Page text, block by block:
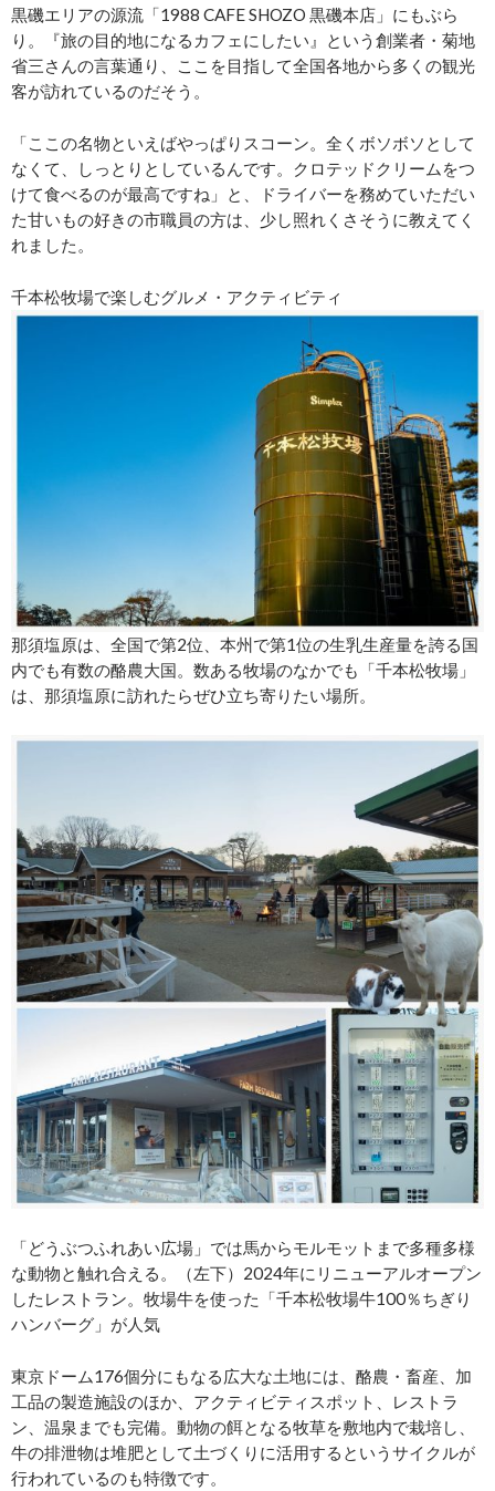
黒磯エリアの源流「1988 CAFE SHOZO 黒磯本店」にもぶら
り。『旅の目的地になるカフェにしたい』という創業者・菊地
省三さんの言葉通り、ここを目指して全国各地から多くの観光
客が訪れているのだそう。
「ここの名物といえばやっぱりスコーン。全くボソボソとして
なくて、しっとりとしているんです。クロテッドクリームをつ
けて食べるのが最高ですね」と、ドライバーを務めていただい
た甘いもの好きの市職員の方は、少し照れくさそうに教えてく
れました。
千本松牧場で楽しむグルメ・アクティビティ
那須塩原は、全国で第2位、本州で第1位の生乳生産量を誇る国
内でも有数の酪農大国。数ある牧場のなかでも「千本松牧場」
は、那須塩原に訪れたらぜひ立ち寄りたい場所。
「どうぶつふれあい広場」では馬からモルモットまで多種多様
な動物と触れ合える。（左下）2024年にリニューアルオープン
したレストラン。牧場牛を使った「千本松牧場牛100％ちぎり
ハンバーグ」が人気
東京ドーム176個分にもなる広大な土地には、酪農・畜産、加
工品の製造施設のほか、アクティビティスポット、レストラ
ン、温泉までも完備。動物の餌となる牧草を敷地内で栽培し、
牛の排泄物は堆肥として土づくりに活用するというサイクルが
行われているのも特徴です。